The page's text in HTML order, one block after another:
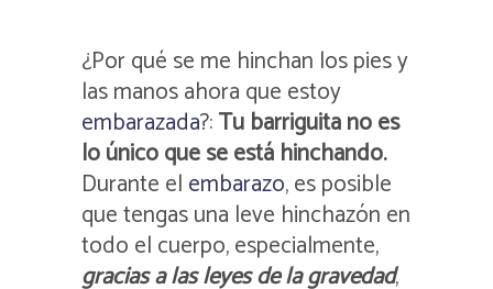
¿Por qué se me hinchan los pies y
las manos ahora que estoy
embarazada?:Tu barriguita no es
lo único que se está hinchando.
Durante el embarazo, es posible
que tengas una leve hinchazón en
todo el cuerpo, especialmente,
gracias a las leyes de la gravedad,